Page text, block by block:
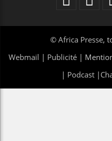
© Africa Presse,
Webmail | Publicité |
| Podcast|